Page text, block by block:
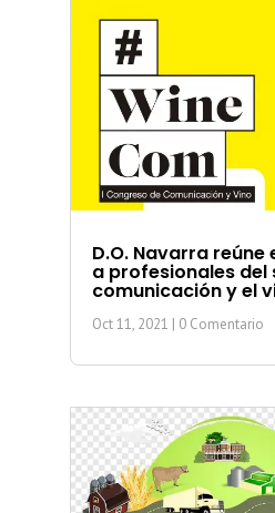
D.O. Navarra reúne
a profesionales del
comunicación y el
Oct 11, 2021 | 0 Comentario